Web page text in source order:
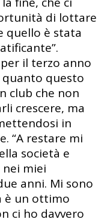
di lottare
quello è stata
il terzo anno
quanto questo
club che non
crescere, ma
in
“A restare mi
società e
miei
anni. Mi sono
è un ottimo
ci ho davvero